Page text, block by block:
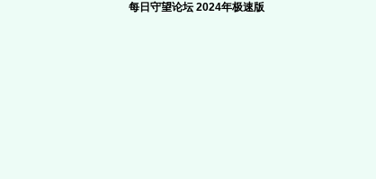
每日守望论坛 2024年极速版